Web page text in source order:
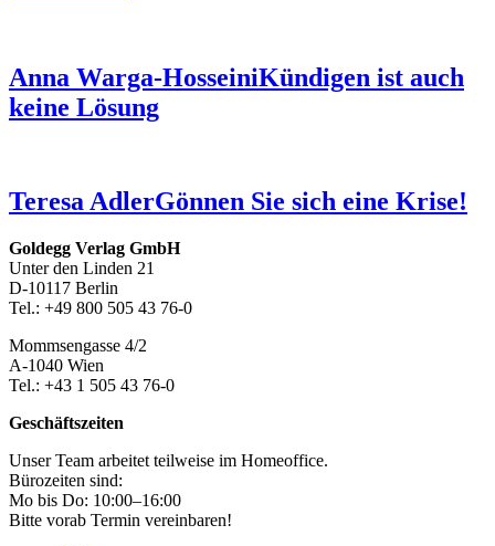
Anna Warga-HosseiniKündigen ist auch
keine Lösung
Teresa AdlerGönnen Sie sich eine Krise!
Footer-
Section
Goldegg Verlag GmbH
Unter den Linden 21
D-10117 Berlin
Tel.: +49 800 505 43 76-0
Mommsengasse 4/2
A-1040 Wien
Tel.: +43 1 505 43 76-0
Geschäftszeiten
Unser Team arbeitet teilweise im Homeoffice.
Bürozeiten sind:
Mo bis Do: 10:00–16:00
Bitte vorab Termin vereinbaren!